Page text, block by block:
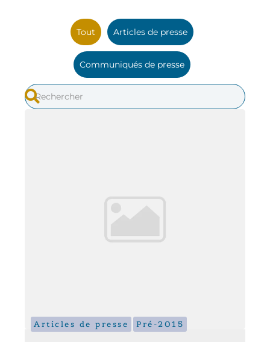
Tout Articles de presse
Communiqués de presse
Articles de presse Pré-2015